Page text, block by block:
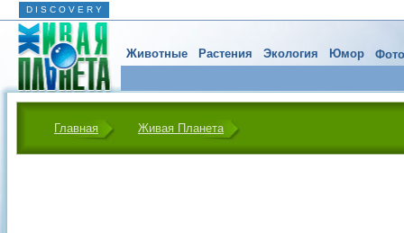
D I S C O V E R Y
Животные Растения Экология Юмор
Главная Живая Планета